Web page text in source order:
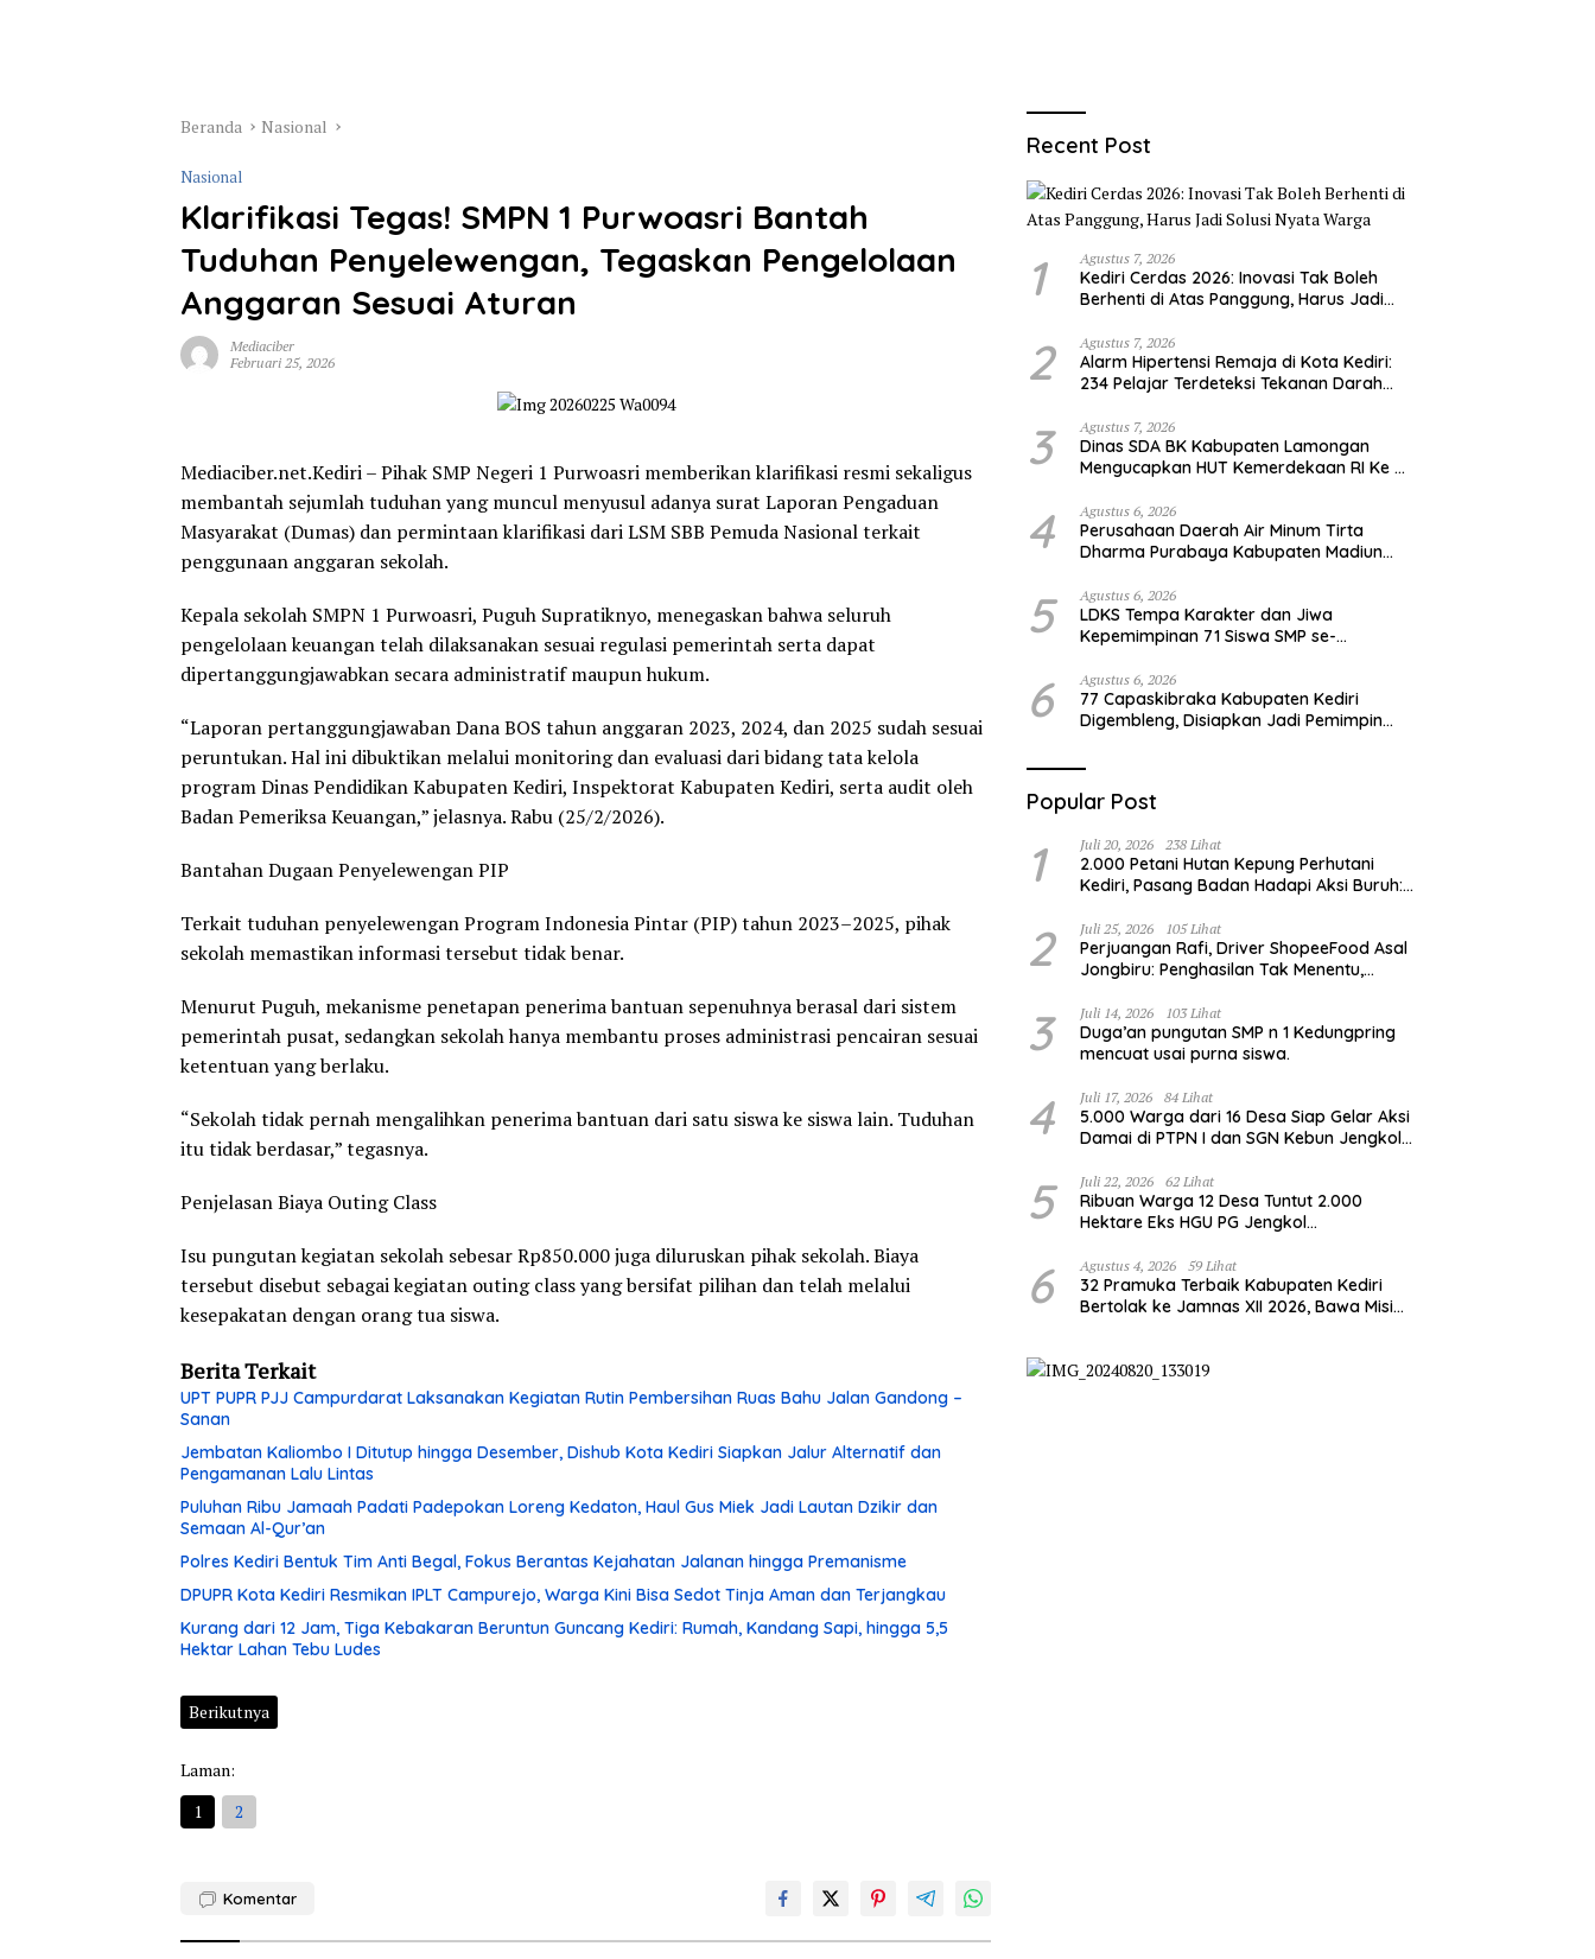
Beranda Nasional
Nasional
Klarifikasi Tegas! SMPN 1 Purwoasri Bantah
Tuduhan Penyelewengan, Tegaskan Pengelolaan
Anggaran Sesuai Aturan
Mediaciber
Februari 25, 2026
Mediaciber.net.Kediri – Pihak SMP Negeri 1 Purwoasri memberikan klarifikasi resmi sekaligus
membantah sejumlah tuduhan yang muncul menyusul adanya surat Laporan Pengaduan
Masyarakat (Dumas) dan permintaan klarifikasi dari LSM SBB Pemuda Nasional terkait
penggunaan anggaran sekolah.
Kepala sekolah SMPN 1 Purwoasri, Puguh Supratiknyo, menegaskan bahwa seluruh
pengelolaan keuangan telah dilaksanakan sesuai regulasi pemerintah serta dapat
dipertanggungjawabkan secara administratif maupun hukum.
“Laporan pertanggungjawaban Dana BOS tahun anggaran 2023, 2024, dan 2025 sudah sesuai
peruntukan. Hal ini dibuktikan melalui monitoring dan evaluasi dari bidang tata kelola
program Dinas Pendidikan Kabupaten Kediri, Inspektorat Kabupaten Kediri, serta audit oleh
Badan Pemeriksa Keuangan,” jelasnya. Rabu (25/2/2026).
Bantahan Dugaan Penyelewengan PIP
Terkait tuduhan penyelewengan Program Indonesia Pintar (PIP) tahun 2023–2025, pihak
sekolah memastikan informasi tersebut tidak benar.
Menurut Puguh, mekanisme penetapan penerima bantuan sepenuhnya berasal dari sistem
pemerintah pusat, sedangkan sekolah hanya membantu proses administrasi pencairan sesuai
ketentuan yang berlaku.
“Sekolah tidak pernah mengalihkan penerima bantuan dari satu siswa ke siswa lain. Tuduhan
itu tidak berdasar,” tegasnya.
Penjelasan Biaya Outing Class
Isu pungutan kegiatan sekolah sebesar Rp850.000 juga diluruskan pihak sekolah. Biaya
tersebut disebut sebagai kegiatan outing class yang bersifat pilihan dan telah melalui
kesepakatan dengan orang tua siswa.
Berita Terkait
UPT PUPR PJJ Campurdarat Laksanakan Kegiatan Rutin Pembersihan Ruas Bahu Jalan Gandong –
Sanan
Jembatan Kaliombo I Ditutup hingga Desember, Dishub Kota Kediri Siapkan Jalur Alternatif dan
Pengamanan Lalu Lintas
Puluhan Ribu Jamaah Padati Padepokan Loreng Kedaton, Haul Gus Miek Jadi Lautan Dzikir dan
Semaan Al-Qur’an
Polres Kediri Bentuk Tim Anti Begal, Fokus Berantas Kejahatan Jalanan hingga Premanisme
DPUPR Kota Kediri Resmikan IPLT Campurejo, Warga Kini Bisa Sedot Tinja Aman dan Terjangkau
Kurang dari 12 Jam, Tiga Kebakaran Beruntun Guncang Kediri: Rumah, Kandang Sapi, hingga 5,5
Hektar Lahan Tebu Ludes
Berikutnya
Laman:
1
2
Komentar
Recent Post
1 Agustus 7, 2026
Kediri Cerdas 2026: Inovasi Tak Boleh
Berhenti di Atas Panggung, Harus Jadi
2 Agustus 7, 2026
Alarm Hipertensi Remaja di Kota Kediri:
234 Pelajar Terdeteksi Tekanan Darah
3 Agustus 7, 2026
Dinas SDA BK Kabupaten Lamongan
Mengucapkan HUT Kemerdekaan RI Ke –
4 Agustus 6, 2026
Perusahaan Daerah Air Minum Tirta
Dharma Purabaya Kabupaten Madiun
HUT Kemerdekaan RI Ke – 81
5 Agustus 6, 2026
LDKS Tempa Karakter dan Jiwa
Kepemimpinan 71 Siswa SMP se-
Pemimpin Generasi Emas
6 Agustus 6, 2026
77 Capaskibraka Kabupaten Kediri
Digembleng, Disiapkan Jadi Pemimpin
Popular Post
1 Juli 20, 2026 238 Lihat
2.000 Petani Hutan Kepung Perhutani
Kediri, Pasang Badan Hadapi Aksi Buruh:
Hutan”
2 Juli 25, 2026 105 Lihat
Perjuangan Rafi, Driver ShopeeFood Asal
Jongbiru: Penghasilan Tak Menentu,
3 Juli 14, 2026 103 Lihat
Duga’an pungutan SMP n 1 Kedungpring
mencuat usai purna siswa.
4 Juli 17, 2026 84 Lihat
5.000 Warga dari 16 Desa Siap Gelar Aksi
Damai di PTPN I dan SGN Kebun Jengkol,
5 Juli 22, 2026 62 Lihat
Ribuan Warga 12 Desa Tuntut 2.000
Hektare Eks HGU PG Jengkol
6 Agustus 4, 2026 59 Lihat
32 Pramuka Terbaik Kabupaten Kediri
Bertolak ke Jamnas XII 2026, Bawa Misi